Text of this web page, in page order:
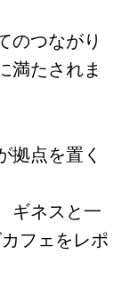
のつながり
満たされま
拠点を置く
ギネスと一
フェをレポ